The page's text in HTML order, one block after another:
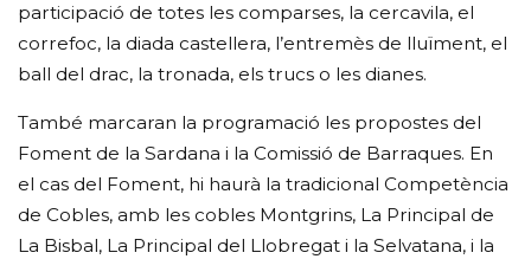
participació de totes les comparses, la cercavila, el
correfoc, la diada castellera, l’entremès de lluïment, el
ball del drac, la tronada, els trucs o les dianes.
També marcaran la programació les propostes del
Foment de la Sardana i la Comissió de Barraques. En
el cas del Foment, hi haurà la tradicional Competència
de Cobles, amb les cobles Montgrins, La Principal de
La Bisbal, La Principal del Llobregat i la Selvatana, i la